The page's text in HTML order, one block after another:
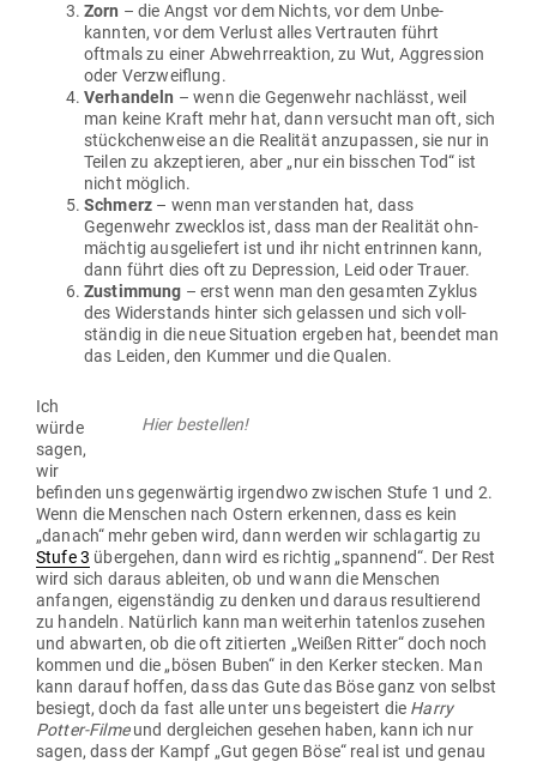
Zorn – die Angst vor dem Nichts, vor dem Unbe­
kannten, vor dem Verlust alles Ver­trauten führt
oftmals zu einer Abwehr­re­aktion, zu Wut, Aggression
oder Verzweiflung.
Ver­handeln – wenn die Gegenwehr nach­lässt, weil
man keine Kraft mehr hat, dann ver­sucht man oft, sich
stück­chen­weise an die Rea­lität anzu­passen, sie nur in
Teilen zu akzep­tieren, aber „nur ein bisschen Tod“ ist
nicht möglich.
Schmerz – wenn man ver­standen hat, dass
Gegenwehr zwecklos ist, dass man der Rea­lität ohn­
mächtig aus­ge­liefert ist und ihr nicht ent­rinnen kann,
dann führt dies oft zu Depression, Leid oder Trauer.
Zustimmung – erst wenn man den gesamten Zyklus
des Wider­stands hinter sich gelassen und sich voll­
ständig in die neue Situation ergeben hat, beendet man
das Leiden, den Kummer und die Qualen.
Hier bestellen!
Ich
würde
sagen,
wir
befinden uns gegen­wärtig irgendwo zwi­schen Stufe 1 und 2.
Wenn die Men­schen nach Ostern erkennen, dass es kein
„danach“ mehr geben wird, dann werden wir schlag­artig zu
Stufe 3 über­gehen, dann wird es richtig „spannend“. Der Rest
wird sich daraus ableiten, ob und wann die Men­schen
anfangen, eigen­ständig zu denken und daraus resul­tierend
zu handeln. Natürlich kann man wei­terhin tatenlos zusehen
und abwarten, ob die oft zitierten „Weißen Ritter“ doch noch
kommen und die „bösen Buben“ in den Kerker stecken. Man
kann darauf hoffen, dass das Gute das Böse ganz von selbst
besiegt, doch da fast alle unter uns begeistert die Harry
Potter-Filmeund der­gleichen gesehen haben, kann ich nur
sagen, dass der Kampf „Gut gegen Böse“ real ist und genau